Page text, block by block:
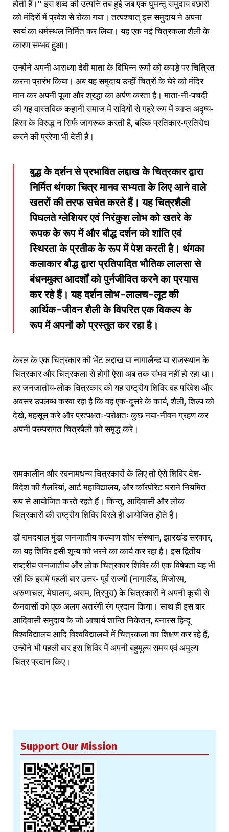
होती हैं।’’ इस शब्द की उत्पत्ति तब हुई जब एक घुमन्तू समुदाय वछारी
को मंदिरों में प्रवेश से रोका गया। तत्पश्चात् इस समुदाय ने अपना
स्वयं का धर्मस्थल निर्मित कर लिया। यह एक नई चित्रकला शैली के
कारण सम्भव हुआ।
उन्होंने अपनी आराध्या देवी माता के विभिन्न रूपों को कपड़े पर चित्रित
करना प्रारंभ किया। अब यह समुदाय उन्हीं चित्रों के घेरे को मंदिर
मान कर अपनी पूजा और श्रद्धा का अर्पण करता है। माता-नी-पचदी
की यह वास्तविक कहानी समाज में सदियों से गहरे रूप में व्याप्त अदृष्य-
हिंसा के विरुद्ध न सिर्फ जागरूक करती है, बल्कि प्रतिकार-प्रतिरोध
करने की प्ररेणा भी देती है।
बुद्ध के दर्शन से प्रभावित लद्दाख के चित्रकार द्वारा
निर्मित थंगका चित्र मानव सभ्यता के लिए आने वाले
खतरों की तरफ सचेत करते हैं। यह चित्रशैली
पिघलते ग्लेशियर एवं निरंकुश लोभ को खतरे के
रूपक के रूप में और बौद्ध दर्शन को शांति एवं
स्थिरता के प्रतीक के रूप में पेश करती है। थंगका
कलाकार बौद्ध द्वारा प्रतिपादित भौतिक लालसा से
बंधनमुक्त आदर्शों को पुर्नजीवित करने का प्रयास
कर रहे हैं। यह दर्शन लोभ-लालच-लूट की
आर्थिक-जीवन शैली के विपरित एक विकल्प के
रूप में अपनों को प्रस्तुत कर रहा है।
केरल के एक चित्रकार की भेंट लद्दाख या नागालैन्ड या राजस्थान के
चित्रकार और चित्रकला से होगी ऐसा अब तक संभव नहीं हो रहा था।
हर जनजातीय-लोक चित्रकार को यह राष्ट्रीय शिविर वह परिवेश और
अवसर उपलब्ध करवा रहा है कि वह एक-दूसरे के कार्य, शैली, शिल्प को
देखे, महसूस करे और प्रत्पक्षतः-परोक्षतः कुछ नया-नीवन ग्रहण कर
अपनी परम्परागत चित्रषैली को समृद्ध करे।
समकालीन और स्वनामधन्य चित्रकारों के लिए तो ऐसे शिविर देश-
विदेश की गैलरियां, आर्ट महाविद्यालय, और काॅरपोरेट घराने नियमित
रूप से आयोजित करते रहते हैं। किन्तु, आदिवासी और लोक
चित्रकारों की राष्ट्रीय शिविर विरले ही आयोजित होते हैं।
डाॅ रामदयाल मुंडा जनजातीय कल्याण शोध संस्थान, झारखंड सरकार,
का यह शिविर इसी शून्य को भरने का कार्य कर रहा है। इस द्वितीय
राष्ट्रीय जनजातीय और लोक चित्रकार शिविर की एक विषेषता यह भी
रही कि इसमें पहली बार उत्तर- पूर्व राज्यों (नागालैंड, मिजोरम,
अरुणाचल, मेघालय, असम, त्रिपुरा) के चित्रकारों ने अपनी कूची से
कैनवासों को एक अलग अतरंगी रंग प्रदान किया। साथ ही इस बार
आदिवासी समुदाय के जो आचार्य शान्ति निकेतन, बनारस हिन्दू
विश्वविद्यालय आदि विश्वविद्यालयों में चित्रकला का शिक्षण कर रहे हैं,
उन्होंने भी पहली बार इस शिविर में अपनी बहुमूल्य समय एवं अमूल्य
चित्र प्रदान किए।
Support Our Mission